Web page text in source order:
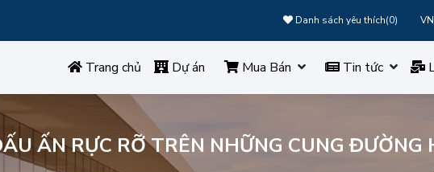
Danh sách yêu thích(0)
Trang chủ Dự án Mua Bán Tin tức
ẤN RỰC RỠ TRÊN NHỮNG CUNG ĐƯỜNG